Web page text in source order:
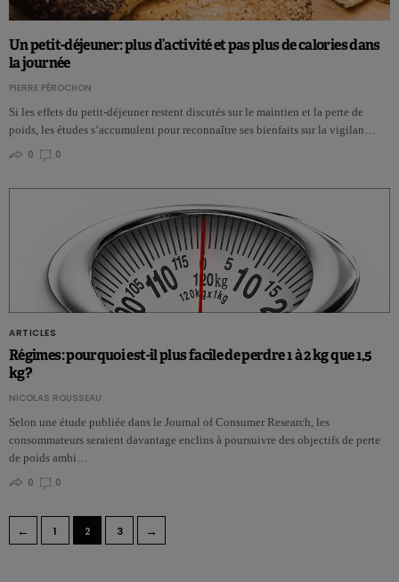
Un petit-déjeuner: plus d’activité et pas plus de calories dans
la journée
PIERRE PÉROCHON
Si les effets du petit-déjeuner restent discutés sur le maintien et la perte de
poids, les études s’accumulent pour reconnaître ses bienfaits sur la vigilan…
0
0
ARTICLES
Régimes: pourquoi est-il plus facile de perdre 1 à 2 kg que 1,5
kg?
NICOLAS ROUSSEAU
Selon une étude publiée dans le Journal of Consumer Research, les
consommateurs seraient davantage enclins à poursuivre des objectifs de perte
de poids ambi…
0
0
← 1 2 3 →